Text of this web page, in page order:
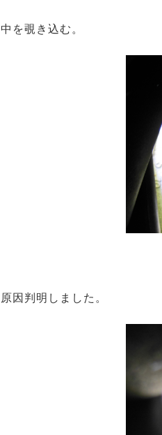
中を覗き込む。
原因判明しました。